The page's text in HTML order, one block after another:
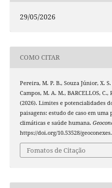
29/05/2026
COMO CITAR
Pereira, M. P. B., Souza Júnior, X.
Campos, M. A. M., BARCELLOS, C.,
(2026). Limites e potencialidades
paisagens: estudo de caso em uma
climáticas e saúde humana.
https://doi.org/10.53528/
Fomatos de Citação